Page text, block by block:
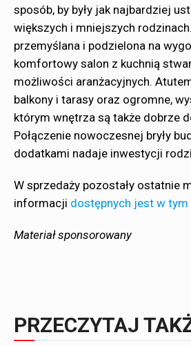
sposób, by były jak najbardziej
większych i mniejszych
przemyślana i podzielona na
komfortowy salon z kuchnią
możliwości aranżacyjnych.
balkony i tarasy oraz ogromne,
którym wnętrza są także dobrze
Połączenie nowoczesnej bryły
dodatkami nadaje inwestycji
W sprzedaży pozostały ostatnie
informacji dostępnych jest w tym
Materiał sponsorowany
PRZECZYTAJ